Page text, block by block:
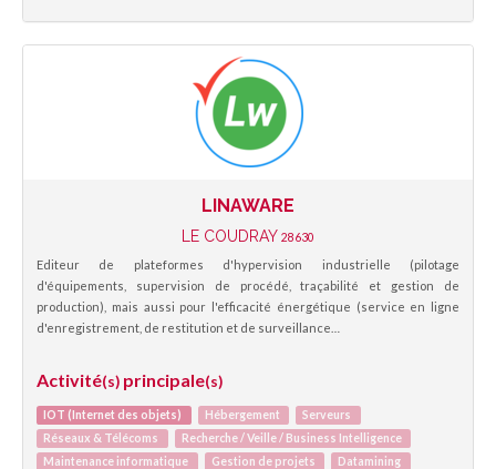
LINAWARE
LE COUDRAY 28630
Editeur de plateformes d'hypervision industrielle (pilotage
d'équipements, supervision de procédé, traçabilité et gestion de
production), mais aussi pour l'efficacité énergétique (service en ligne
d'enregistrement, de restitution et de surveillance…
Activité(s) principale(s)
IOT (Internet des objets) Hébergement
Serveurs
Réseaux & Télécoms
Recherche / Veille / Business Intelligence
Maintenance informatique
Gestion de projets
Datamining